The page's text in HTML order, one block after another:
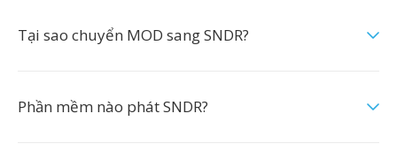
Tại sao chuyển MOD sang SNDR?
Phần mềm nào phát SNDR?